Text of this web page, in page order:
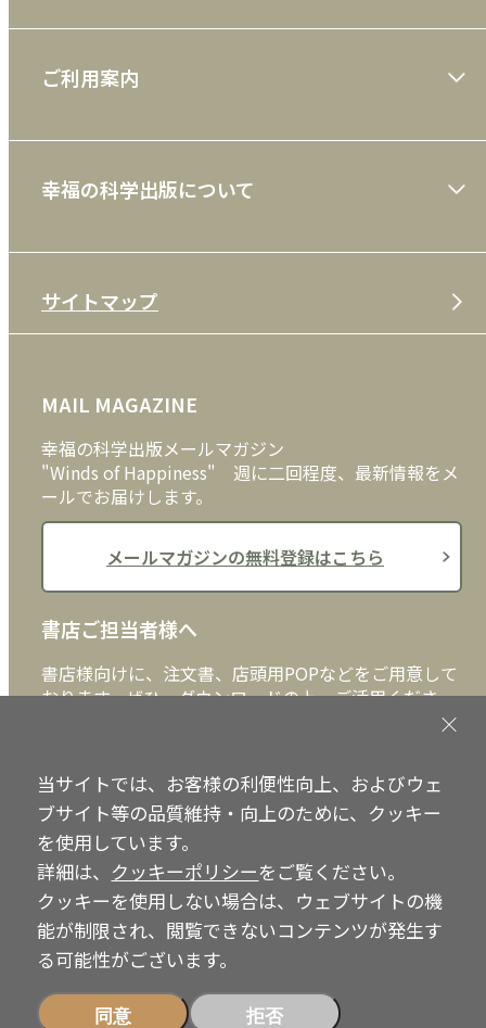
雑誌
CD
DVD・ブルーレイ
外国語
ご利用案内
利用規約
特定商取引法
プライバシーポリシー
クッキーポリシー
幸福の科学出版について
メディア・ライブラリー
サイトマップ
MAIL MAGAZINE
幸福の科学出版メールマガジン
"Winds of Happiness" 週に二回程度、最新情報をメ
ールでお届けします。
メールマガジンの無料登録はこちら
書店ご担当者様へ
書店様向けに、注文書、店頭用POPなどをご用意して
おります。ぜひ、ダウンロードの上、ご活用くださ
書店ご担当者様へ
Copyright © IRH Press Co.,Ltd. All Rights Reserved.
当サイトでは、お客様の利便性向上、およびウェ
ブサイト等の品質維持・向上のために、クッキー
を使用しています。
詳細は、 クッキーポリシーをご覧ください。
クッキーを使用しない場合は、ウェブサイトの機
能が制限され、閲覧できないコンテンツが発生す
る可能性がございます。
同意 拒否